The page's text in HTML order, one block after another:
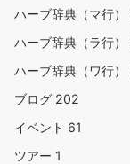
ハーブ辞典（マ行）
ハーブ辞典（ラ行）
ハーブ辞典（ワ行）
ブログ 202
イベント 61
ツアー 1